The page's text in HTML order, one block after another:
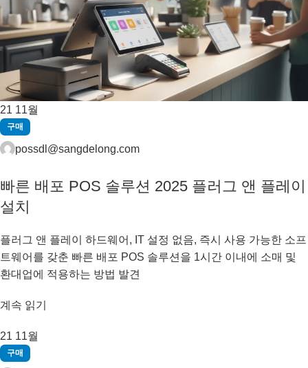
21 11월
구매
possdl@sangdelong.com
빠른 배포 POS 솔루션 2025 플러그 앤 플레이
설치
플러그 앤 플레이 하드웨어, IT 설정 없음, 즉시 사용 가능한 소프
트웨어를 갖춘 빠른 배포 POS 솔루션을 1시간 이내에 소매 및
환대업에 적용하는 방법 발견
계속 읽기
21 11월
구매